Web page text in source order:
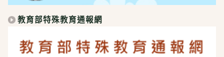
教育部特殊教育通報網